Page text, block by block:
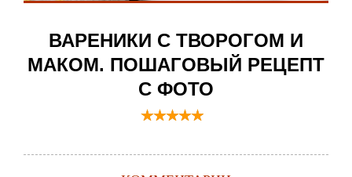
ВАРЕНИКИ С ТВОРОГОМ И
МАКОМ. ПОШАГОВЫЙ РЕЦЕПТ
С ФОТО